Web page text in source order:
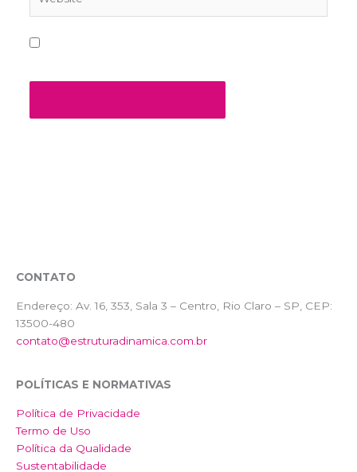
CONTATO
Endereço: Av. 16, 353, Sala 3 – Centro, Rio Claro – SP, CEP:
13500-480
contato@estruturadinamica.com.br
POLÍTICAS E NORMATIVAS
Política de Privacidade
Termo de Uso
Política da Qualidade
Sustentabilidade